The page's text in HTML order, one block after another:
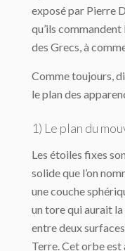
exposé par Pierre
qu’ils
des Grecs, à
Comme toujours,
le plan des
1) Le plan du
Les étoiles fixes
solide que l’on
une couche
un tore qui aurait
entre deux
Terre. Cet orbe est